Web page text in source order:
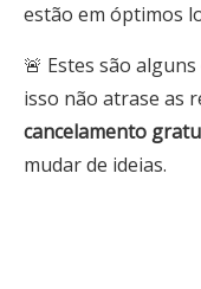
estão em óptimos
🚨 Estes são
isso não atrase as
cancelamento
mudar de ideias.